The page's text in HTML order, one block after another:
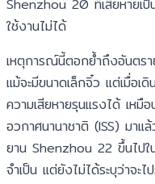
Shenzhou 20 ที่เสียหายเป็
ใช้งานไม่ได้
เหตุการณ์นี้ตอกย้ำถึงอันตร
แม้จะมีขนาดเล็กจิ๋ว แต่เมื่อเ
ความเสียหายรุนแรงได้ เหมื
อวกาศนานาชาติ (ISS) มาแ
ยาน Shenzhou 22 ขึ้นไปใ
จำเป็น แต่ยังไม่ได้ระบุว่าจะ